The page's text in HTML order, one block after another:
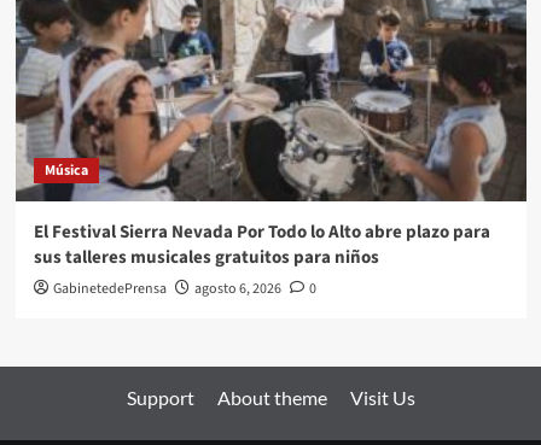
Música
El Festival Sierra Nevada Por Todo lo Alto abre plazo para
sus talleres musicales gratuitos para niños
GabinetedePrensa agosto 6, 2026 0
Support About theme Visit Us